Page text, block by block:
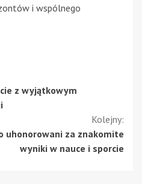
i wspólnego
z wyjątkowym
Kolejny:
uhonorowani za znakomite
wyniki w nauce i sporcie